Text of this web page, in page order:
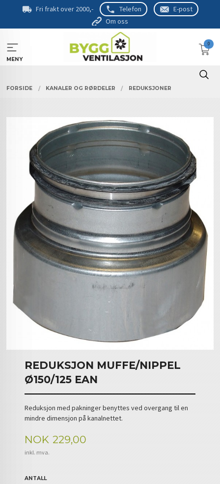
Fri frakt over 2000,- Telefon
E-post
Om oss
MENY
0
FORSIDE KANALER OG RØRDELER REDUKSJONER
REDUKSJON MUFFE/NIPPEL
Ø150/125 EAN
Reduksjon med pakninger benyttes ved overgang til en
mindre dimensjon på kanalnettet.
Pris
NOK 229,00
inkl. mva.
ANTALL